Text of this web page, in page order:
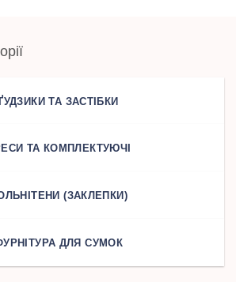
ТА ЗАСТІБКИ
ТА КОМПЛЕКТУЮЧІ
(ЗАКЛЕПКИ)
ДЛЯ СУМОК